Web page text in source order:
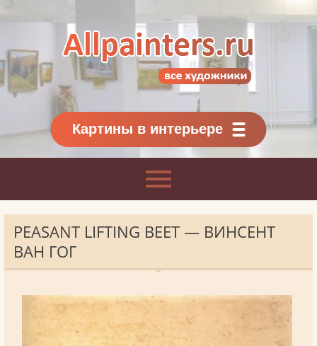
Картины классиков
и современников
Картины в интерьере
PEASANT LIFTING BEET — ВИНСЕНТ
ВАН ГОГ